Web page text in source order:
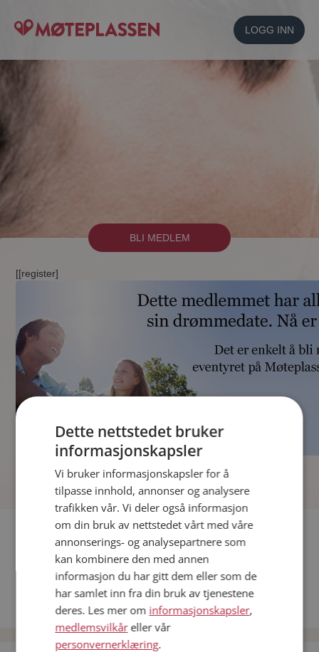
LOGG INN
BLI MEDLEM
[[register]
Fler single
Date menn i Norge
Date kvinner i Norge
Dette nettstedet bruker
informasjonskapsler
Vi bruker informasjonskapsler for å
tilpasse innhold, annonser og analysere
trafikken vår. Vi deler også informasjon
om din bruk av nettstedet vårt med våre
annonserings- og analysepartnere som
kan kombinere den med annen
informasjon du har gitt dem eller som de
har samlet inn fra din bruk av tjenestene
deres. Les mer om informasjonskapsler,
medlemsvilkåreller vår
personvernerklæring.